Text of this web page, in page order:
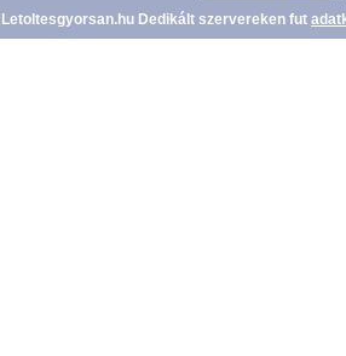
Letoltesgyorsan.hu Dedikált szervereken fut